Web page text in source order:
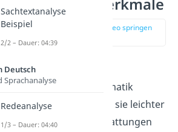
Dramatik — Merkmale
zur Stelle im Video springen
Wenn du die typischen
Eigenschaften der Dramatik
kennst, dann kannst du sie leichter
von den anderen Textgattungen
Sachtextanalyse
Beispiel
2/2 – Dauer: 04:39
Deutsch
Sprachanalyse
Redeanalyse
1/3 – Dauer: 04:40